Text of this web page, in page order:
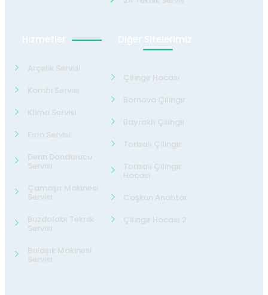
Hizmetler
Arçelik Servisi
Kombi Servisi
Klima Servisi
Fırın Servisi
Derin Dondurucu
Servisi
Çamaşır Makinesi
Servisi
Buzdolabı Teknik
Servisi
Bulaşık Makinesi
Servisi
Diğer Sitelerimiz
Çilingir Hocası
Bornova Çilingir
Bayraklı Çilingir
Torbalı Çilingir
Torbalı Çilingir
Hocası
Coşkun Anahtar
Çilingir Hocası 2